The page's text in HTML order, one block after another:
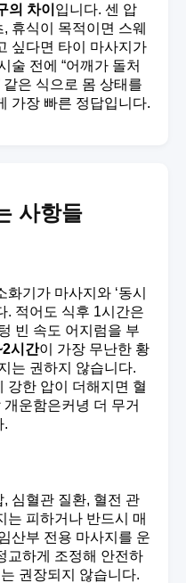
의 차이 입니다. 센 압
휴식이 목적이면 스웨
싶다면 타이 마사지가
술 전에 “어깨가 돌처
같은 식으로 몸 상태를
가장 빠른 정답입니다.
사항들
기가 마사지와 ‘동시
. 적어도 식후 1시간은
빈 속도 어지럼을 부
시간이 가장 무난한 황
는 권하지 않습니다.
강한 압이 더해지면 혈
운함은커녕 더 무거
.
심혈관 질환, 혈전 관
는 피하거나 반드시 매
산부 전용 마사지를 운
교하게 조정해 안전하
권장되지 않습니다.